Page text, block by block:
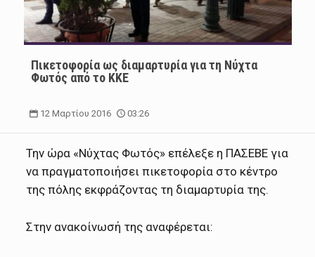
Πικετοφορία ως διαμαρτυρία για τη Νύχτα
Φωτός από το ΚΚΕ
12 Μαρτίου 2016 03:26
Την ώρα «Νύχτας Φωτός» επέλεξε η ΠΑΣΕΒΕ για
να πραγματοποιήσει πικετοφορία στο κέντρο
της πόλης εκφράζοντας τη διαμαρτυρία της.
Στην ανακοίνωσή της αναφέρεται: